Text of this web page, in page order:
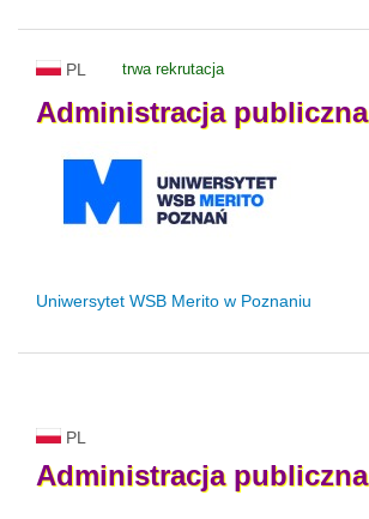
PL trwa rekrutacja
Administracja publiczna
Uniwersytet WSB Merito w Poznaniu
PL
Administracja publiczna